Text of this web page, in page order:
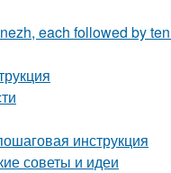
each followed by
инструкция
советы и идеи